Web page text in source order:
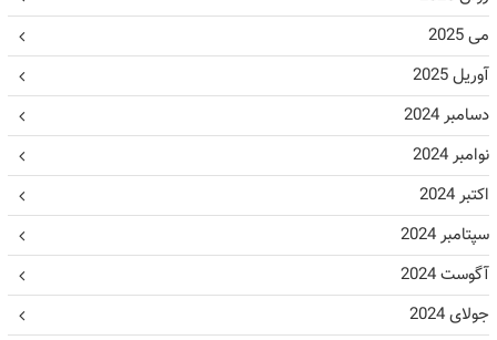
می 2025
آوریل 2025
دسامبر 2024
نوامبر 2024
اکتبر 2024
سپتامبر 2024
آگوست 2024
جولای 2024